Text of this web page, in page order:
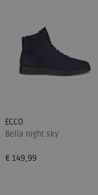
ECCO
Bella night sky
€ 149,99